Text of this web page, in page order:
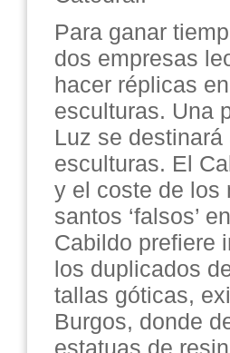
Para ganar
dos empresas
hacer réplicas
esculturas. Una
Luz se
esculturas. El
y el coste de los
santos ‘falsos’
Cabildo prefiere
los duplicados
tallas góticas,
Burgos, donde
estatuas de